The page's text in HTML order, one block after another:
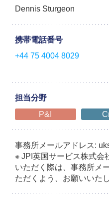
Dennis Sturgeon
携帯電話番号
+44 75 4004 8029
担当分野
P&I
事務所メールアドレス:
※ JPI英国サービス株式会
いただく際は、事務所メ
ただくよう、お願いいたし